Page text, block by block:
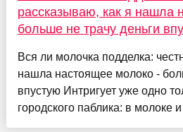
рассказываю, как я нашла
больше не трачу деньги
Вся ли молочка подделка:
нашла настоящее молоко -
впустую Интригует уже одно
городского паблика: в молоке